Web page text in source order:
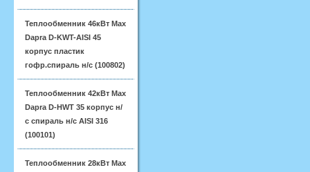
Теплообменник 46кВт Max
Dapra D-KWT-AISI 45
корпус пластик
гофр.спираль н/с (100802)
Теплообменник 42кВт Max
Dapra D-HWT 35 корпус н/
с спираль н/с AISI 316
(100101)
Теплообменник 28кВт Max